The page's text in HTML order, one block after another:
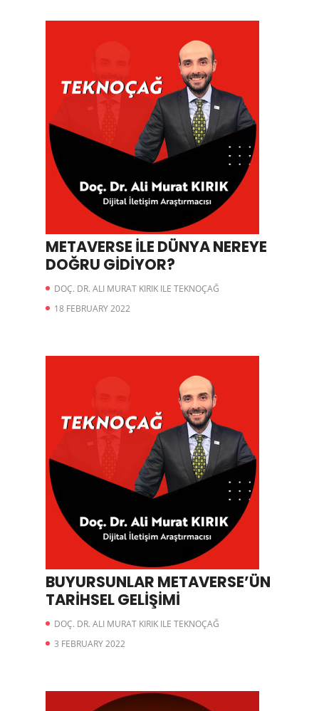
METAVERSE İLE DÜNYA NEREYE
DOĞRU GİDİYOR?
DOÇ. DR. ALI MURAT KIRIK ILE TEKNOÇAĞ
18 FEBRUARY 2022
BUYURSUNLAR METAVERSE’ÜN
TARİHSEL GELİŞİMİ
DOÇ. DR. ALI MURAT KIRIK ILE TEKNOÇAĞ
3 FEBRUARY 2022